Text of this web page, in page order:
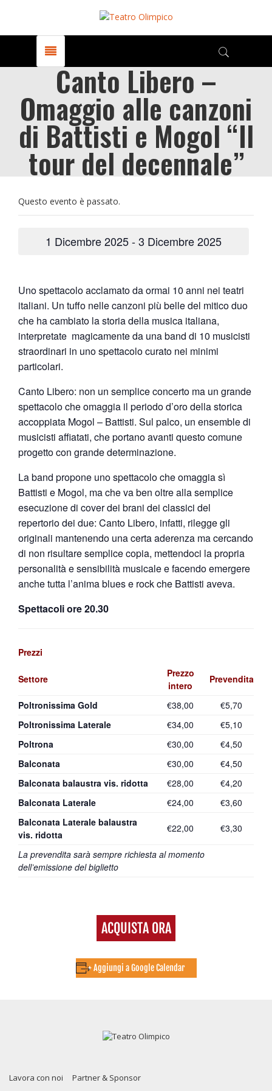
Canto Libero –
Omaggio alle canzoni
di Battisti e Mogol “Il
tour del decennale”
Questo evento è passato.
1 Dicembre 2025-3 Dicembre 2025
Uno spettacolo acclamato da ormai 10 anni nei teatri
italiani. Un tuffo nelle canzoni più belle del mitico duo
che ha cambiato la storia della musica italiana,
interpretate magicamente da una band di 10 musicisti
straordinari in uno spettacolo curato nei minimi
particolari.
Canto Libero: non un semplice concerto ma un grande
spettacolo che omaggia il periodo d’oro della storica
accoppiata Mogol – Battisti. Sul palco, un ensemble di
musicisti affiatati, che portano avanti questo comune
progetto con grande determinazione.
La band propone uno spettacolo che omaggia sì
Battisti e Mogol, ma che va ben oltre alla semplice
esecuzione di cover dei brani dei classici del
repertorio dei due: Canto Libero, infatti, rilegge gli
originali mantenendo una certa aderenza ma cercando
di non risultare semplice copia, mettendoci la propria
personalità e sensibilità musicale e facendo emergere
anche tutta l’anima blues e rock che Battisti aveva.
Spettacoli ore 20.30
Prezzi
Settore
Prezzo
intero
Prevendita
La prevendita sarà sempre richiesta al momento
dell’emissione del biglietto
Poltronissima Gold €38,00
€5,70
Poltronissima Laterale
€34,00
€5,10
Poltrona
€30,00
€4,50
Balconata
€30,00
€4,50
Balconata balaustra vis. ridotta
€28,00
€4,20
Balconata Laterale
€24,00
€3,60
Balconata Laterale balaustra
vis. ridotta
€22,00 €3,30
ACQUISTA ORA
+ Aggiungi a Google Calendar
Lavora con noi Partner & Sponsor